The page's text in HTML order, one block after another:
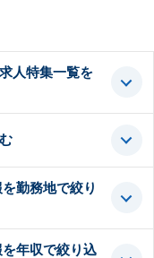
人特集一覧を
勤務地で絞り
年収で絞り込